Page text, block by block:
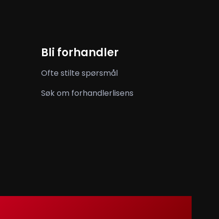
Bli forhandler
Ofte stilte spørsmål
Søk om forhandlerlisens